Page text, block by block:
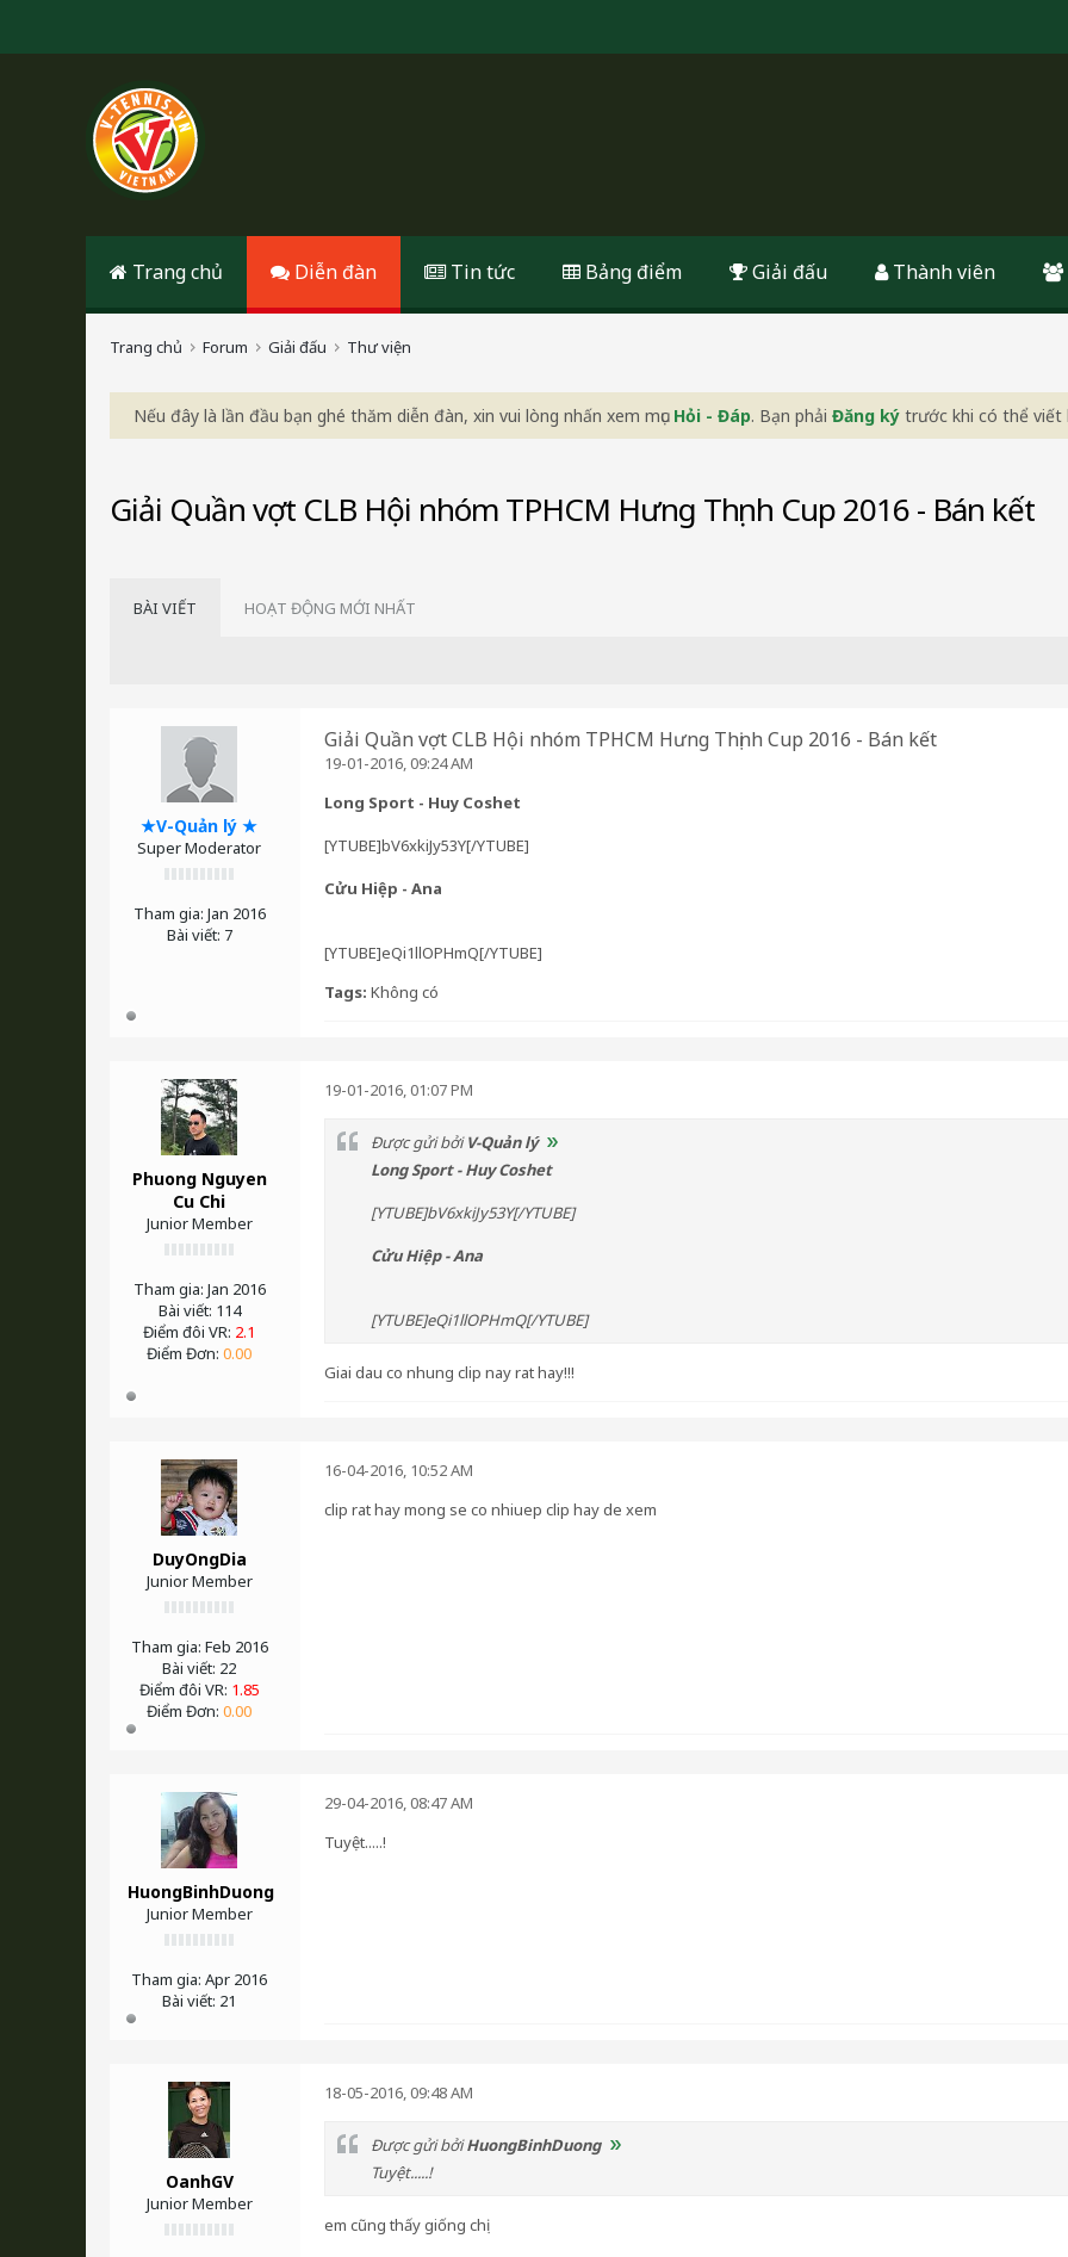
Trang chủ Diễn đàn Tin tức Bảng điểm Giải đấu Thành viên
Trang chủ Forum Giải đấu Thư viện
Nếu đây là lần đầu bạn ghé thăm diễn đàn, xin vui lòng nhấn xem mục Hỏi - Đáp. Bạn phải Đăng ký trước khi có thể viết
Giải Quần vợt CLB Hội nhóm TPHCM Hưng Thịnh Cup 2016 - Bán kết
BÀI VIẾT HOẠT ĐỘNG MỚI NHẤT
★V-Quản lý ★
Super Moderator
Tham gia: Jan 2016
Bài viết: 7
Giải Quần vợt CLB Hội nhóm TPHCM Hưng Thịnh Cup 2016 - Bán kết
19-01-2016, 09:24 AM
Long Sport - Huy Coshet
[YTUBE]bV6xkiJy53Y[/YTUBE]
Cửu Hiệp - Ana
[YTUBE]eQi1llOPHmQ[/YTUBE]
Tags: Không có
Phuong Nguyen
Cu Chi
Junior Member
Tham gia: Jan 2016
Bài viết: 114
Điểm đôi VR: 2.1
Điểm Đơn: 0.00
19-01-2016, 01:07 PM
Được gửi bởiV-Quản lý
Long Sport - Huy Coshet
[YTUBE]bV6xkiJy53Y[/YTUBE]
Cửu Hiệp - Ana
[YTUBE]eQi1llOPHmQ[/YTUBE]
Giai dau co nhung clip nay rat hay!!!
DuyOngDia
Junior Member
Tham gia: Feb 2016
Bài viết: 22
Điểm đôi VR: 1.85
Điểm Đơn: 0.00
16-04-2016, 10:52 AM
clip rat hay mong se co nhiuep clip hay de xem
HuongBinhDuong
Junior Member
Tham gia: Apr 2016
Bài viết: 21
29-04-2016, 08:47 AM
Tuyệt.....!
OanhGV
Junior Member
18-05-2016, 09:48 AM
Được gửi bởiHuongBinhDuong
Tuyệt.....!
em cũng thấy giống chị